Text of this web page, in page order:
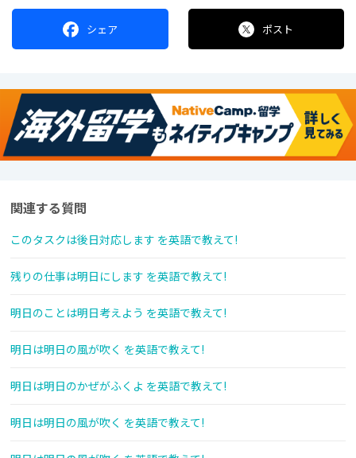
シェア ポスト
関連する質問
このタスクは後日対応します を英語で教えて!
残りの仕事は明日にします を英語で教えて!
明日のことは明日考えよう を英語で教えて!
明日は明日の風が吹く を英語で教えて!
明日は明日のかぜがふくよ を英語で教えて!
明日は明日の風が吹く を英語で教えて!